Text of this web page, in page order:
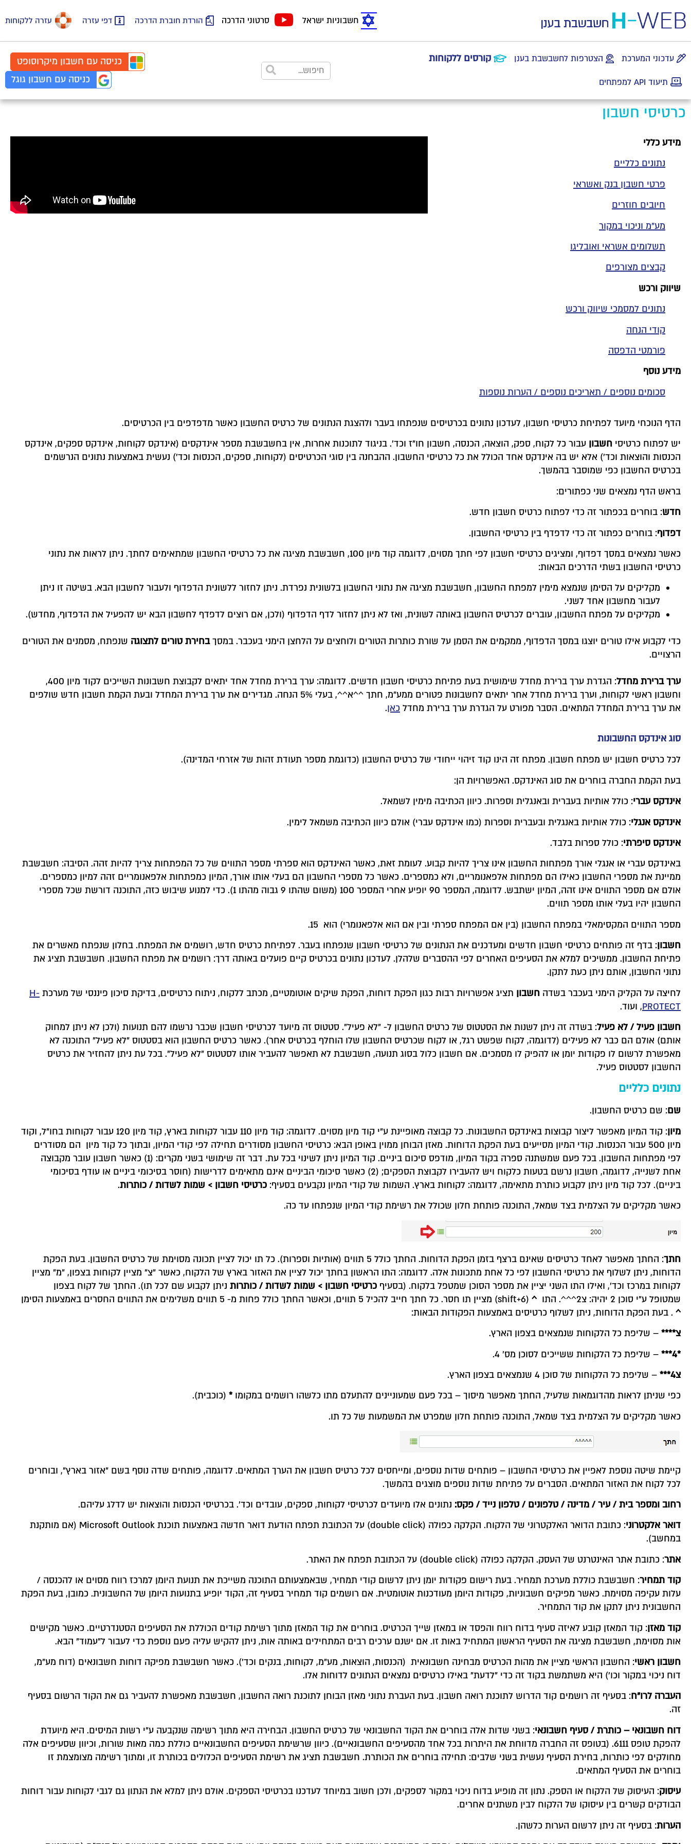
חשבוניות ישראל סרטוני הדרכה הורדת חוברת הדרכה דפי עזרה עזרה ללקוחות
עדכוני המערכת הצטרפות לחשבשבת בענן קורסים ללקוחות
תיעוד API למפתחים
כניסה עם חשבון מיקרוסופט
כניסה עם חשבון גוגל
כרטיסי חשבון
מידע כללי
נתונים כלליים
פרטי חשבון בנק ואשראי
חיובים חוזרים
מע"מ וניכוי במקור
תשלומים אשראי ואובליגו
קבצים מצורפים
שיווק ורכש
נתונים למסמכי שיווק ורכש
קודי הנחה
פורמטי הדפסה
מידע נוסף
סכומים נוספים / תאריכים נוספים / הערות נוספות
הדף הנוכחי מיועד לפתיחת כרטיסי חשבון, לעדכון נתונים בכרטיסים שנפתחו בעבר ולהצגת הנתונים של כרטיס החשבון כאשר מדפדפים בין הכרטיסים.
יש לפתוח כרטיסי חשבון עבור כל לקוח, ספק, הוצאה, הכנסה, חשבון חו"ז וכד'. בניגוד לתוכנות אחרות, אין בחשבשבת מספר אינדקסים (אינדקס לקוחות, אינדקס ספקים, אינדקס
הכנסות והוצאות וכד') אלא יש בה אינדקס אחד הכולל את כל כרטיסי החשבון. ההבחנה בין סוגי הכרטיסים (לקוחות, ספקים, הכנסות וכד') נעשית באמצעות נתונים הנרשמים
בכרטיס החשבון כפי שמוסבר בהמשך.
בראש הדף נמצאים שני כפתורים:
חדש: בוחרים בכפתור זה כדי לפתוח כרטיס חשבון חדש.
דפדוף: בוחרים כפתור זה כדי לדפדף בין כרטיסי החשבון.
כאשר נמצאים במסך דפדוף, ומציגים כרטיסי חשבון לפי חתך מסוים, לדוגמה קוד מיון 100, חשבשבת מציגה את כל כרטיסי החשבון שמתאימים לחתך. ניתן לראות את נתוני
כרטיסי החשבון בשתי הדרכים הבאות:
מקליקים על הסימן שנמצא מימין למפתח החשבון, חשבשבת מציגה את נתוני החשבון בלשונית נפרדת. ניתן לחזור ללשונית הדפדוף ולעבור לחשבון הבא. בשיטה זו ניתן
לעבור מחשבון אחד לשני.
מקליקים על מפתח החשבון, עוברים לכרטיס החשבון באותה לשונית, ואז לא ניתן לחזור לדף הדפדוף (ולכן, אם רוצים לדפדף לחשבון הבא יש להפעיל את הדפדוף, מחדש).
כדי לקבוע אילו טורים יוצגו במסך הדפדוף, ממקמים את הסמן על שורת כותרות הטורים ולוחצים על הלחצן הימני בעכבר. במסךבחירת טורים לתצוגה שנפתח, מסמנים את הטורים
הרצויים.
ערך ברירת מחדל
: הגדרת ערך ברירת מחדל שימושית בעת פתיחת כרטיסי חשבון חדשים. לדוגמה: ערך ברירת מחדל אחד יתאים לקבוצת חשבונות השייכים לקוד מיון 400,
וחשבון ראשי לקוחות, וערך ברירת מחדל אחר יתאים לחשבונות פטורים ממע"מ, חתך ^^א^^, בעלי 5% הנחה. מגדירים את ערך ברירת המחדל ובעת הקמת חשבון חדש שולפים
את ערך ברירת המחדל המתאים. הסבר מפורט על הגדרת ערך ברירת מחדל כאן.
סוג אינדקס החשבונות
לכל כרטיס חשבון יש מפתח חשבון. מפתח זה הינו קוד זיהוי ייחודי של כרטיס החשבון (כדוגמת מספר תעודת זהות של אזרחי המדינה).
בעת הקמת החברה בוחרים את סוג האינדקס. האפשרויות הן:
אינדקס עברי: כולל אותיות בעברית ובאנגלית וספרות. כיוון הכתיבה מימין לשמאל.
אינדקס אנגלי: כולל אותיות באנגלית ובעברית וספרות (כמו אינדקס עברי) אולם כיוון הכתיבה משמאל לימין.
אינדקס סיפרתי: כולל ספרות בלבד.
באינדקס עברי או אנגלי אורך מפתחות החשבון אינו צריך להיות קבוע. לעומת זאת, כאשר האינדקס הוא ספרתי מספר התווים של כל המפתחות צריך להיות זהה. הסיבה: חשבשבת
ממיינת את מספרי החשבון כאילו הם מפתחות אלפאנומריים, ולא כמספרים. כאשר כל מספרי החשבון הם בעלי אותו אורך, המיון כמפתחות אלפאנומריים זהה למיון כמספרים.
אולם אם מספר התווים אינו זהה, המיון ישתבש. לדוגמה, המספר 90 יופיע אחרי המספר 100 (משום שהתו 9 גבוה מהתו 1). כדי למנוע שיבוש כזה, התוכנה דורשת שכל מספרי
החשבון יהיו בעלי אותו מספר תווים.
מספר התווים המקסימאלי במפתח החשבון (בין אם המפתח ספרתי ובין אם הוא אלפאנומרי) הוא 15.
חשבון: בדף זה פותחים כרטיסי חשבון חדשים ומעדכנים את הנתונים של כרטיסי חשבון שנפתחו בעבר. לפתיחת כרטיס חדש, רושמים את המפתח. בחלון שנפתח מאשרים את
פתיחת החשבון. ממשיכים למלא את הסעיפים האחרים לפי ההסברים שלהלן. לעדכון נתונים בכרטיס קיים פועלים באותה דרך: רושמים את מפתח החשבון. חשבשבת תציג את
נתוני החשבון, אותם ניתן כעת לתקן.
לחיצה על הקליק הימני בעכבר בשדה חשבון תציג אפשרויות רבות כגון הפקת דוחות, הפקת שיקים אוטומטיים, מכתב ללקוח, ניתוח כרטיסים, בדיקת סיכון פיננסי של מערכת H-
PROTECT, ועוד.
חשבון פעיל/לא פעיל: בשדה זה ניתן לשנות את הסטטוס של כרטיס החשבון ל- "לא פעיל". סטטוס זה מיועד לכרטיסי חשבון שכבר נרשמו להם תנועות (ולכן לא ניתן למחוק
אותם) אולם הם כבר לא פעילים (לדוגמה, לקוח שפשט רגל, או לקוח שכרטיס החשבון שלו הוחלף בכרטיס אחר). כאשר כרטיס החשבון הוא בסטטוס "לא פעיל" התוכנה לא
מאפשרת לרשום לו פקודות יומן או להפיק לו מסמכים. אם חשבון כלול בסוג תנועה, חשבשבת לא תאפשר להעביר אותו לסטטוס "לא פעיל". בכל עת ניתן להחזיר את כרטיס
החשבון לסטטוס פעיל.
נתונים כלליים
שם: שם כרטיס החשבון.
מיון
: קוד המיון מאפשר ליצור קבוצות באינדקס החשבונות. כל קבוצה מאופיינת ע"י קוד מיון מסוים. לדוגמה: קוד מיון 110 עבור לקוחות בארץ, קוד מיון 120 עבור לקוחות בחו"ל, וקוד
מיון 500 עבור הכנסות. קודי המיון מסייעים בעת הפקת הדוחות. מאזן הבוחן ממוין באופן הבא: כרטיסי החשבון מסודרים תחילה לפי קודי המיון, ובתוך כל קוד מיון הם מסודרים
לפי מפתחות החשבון. בכל פעם שמשתנה ספרה בקוד המיון, מודפס סיכום ביניים. קוד המיון ניתן לשינוי בכל עת. דבר זה שימושי בשני מקרים: (1) כאשר חשבון עובר מקבוצה
אחת לשנייה, לדוגמה, חשבון נרשם בטעות כלקוח ויש להעבירו לקבוצת הספקים; (2) כאשר סיכומי הביניים אינם מתאימים לדרישות (חוסר בסיכומי ביניים או עודף בסיכומי
ביניים). לכל קוד מיון ניתן לקבוע כותרת מתאימה, לדוגמה: לקוחות בארץ. השמות של קודי המיון נקבעים בסעיף: כרטיסי חשבון > שמות לשדות/ כותרות.
כאשר מקליקים על הצלמית בצד שמאל, התוכנה פותחת חלון שכולל את רשימת קודי המיון שנפתחו עד כה.
חתך
: החתך מאפשר לאחד כרטיסים שאינם ברצף בזמן הפקת הדוחות. החתך כולל 5 תווים (אותיות וספרות). כל תו יכול לציין תכונה מסוימת של כרטיס החשבון. בעת הפקת
הדוחות, ניתן לשלוף את כרטיסי החשבון לפי כל אחת מתכונות אלה. לדוגמה: התו הראשון בחתך יכול לציין את האזור בארץ של הלקוח, כאשר "צ" מציין לקוחות בצפון, "מ" מציין
לקוחות במרכז וכד', ואילו התו השני יציין את מספר הסוכן שמטפל בלקוח. (בסעיף כרטיסי חשבון > שמות לשדות/ כותרות ניתן לקבוע שם לכל תו). החתך של לקוח בצפון
שמטופל ע"י סוכן 2 יהיה: צ2^^^. התו
^ (shift+6) מציין תו חסר. כל חתך חייב להכיל 5 תווים, וכאשר החתך כולל פחות מ- 5 תווים משלימים את התווים החסרים באמצעות הסימן
^ . בעת הפקת הדוחות, ניתן לשלוף כרטיסים באמצעות הפקודות הבאות:
צ**** – שליפת כל הלקוחות שנמצאים בצפון הארץ.
*4***
– שליפת כל הלקוחות ששייכים לסוכן מס' 4.
צ4***
– שליפת כל הלקוחות של סוכן 4 שנמצאים בצפון הארץ.
כפי שניתן לראות מהדוגמאות שלעיל, החתך מאפשר מיסוך – בכל פעם שמעוניינים להתעלם מתו כלשהו רושמים במקומו* (כוכבית).
כאשר מקליקים על הצלמית בצד שמאל, התוכנה פותחת חלון שמפרט את המשמעות של כל תו.
קיימת שיטה נוספת לאפיין את כרטיסי החשבון – פותחים שדות נוספים, ומייחסים לכל כרטיס חשבון את הערך המתאים. לדוגמה, פותחים שדה נוסף בשם "אזור בארץ", ובוחרים
לכל לקוח את האזור המתאים. הסברים על פתיחת שדות נוספים מוצגים בהמשך.
רחוב ומספר בית/ עיר/ מדינה / טלפונים / טלפון נייד/ פקס: נתונים אלו מיועדים לכרטיסי לקוחות, ספקים, עובדים וכד'. בכרטיסי הכנסות והוצאות יש לדלג עליהם.
דואר אלקטרוני
: כתובת הדואר האלקטרוני של הלקוח. הקלקה כפולה (double click) על הכתובת תפתח הודעת דואר חדשה באמצעות תוכנת Microsoft Outlook (אם מותקנת
במחשב).
אתר: כתובת אתר האינטרנט של העסק. הקלקה כפולה (double click) על הכתובת תפתח את האתר.
קוד תמחיר: חשבשבת כוללת מערכת תמחיר. בעת רישום פקודות יומן ניתן לרשום קודי תמחיר, שבאמצעותם התוכנה משייכת את תנועת היומן למרכז רווח מסוים או להכנסה /
עלות עקיפה מסוימת. כאשר מפיקים חשבוניות, פקודות היומן מעודכנות אוטומטית. אם רושמים קוד תמחיר בסעיף זה, הקוד יופיע בתנועות היומן של החשבונית. כמובן, בעת הפקת
החשבונית ניתן לתקן את קוד התמחיר.
קוד מאזן: קוד המאזן קובע לאיזה סעיף בדוח רווח והפסד או במאזן שייך הכרטיס. בוחרים את קוד המאזן מתוך רשימת קודים הכוללת את הסעיפים הסטנדרטיים. כאשר מקישים
אות מסוימת, חשבשבת מציגה את הסעיף הראשון המתחיל באות זו. אם ישנם ערכים רבים המתחילים באותה אות, ניתן להקיש עליה פעם נוספת כדי לעבור ל"עמוד" הבא.
חשבון ראשי: החשבון הראשי מציין את מהות הכרטיס מבחינה חשבונאית (הכנסות, הוצאות, מע"מ, לקוחות, בנקים וכד'). כאשר חשבשבת מפיקה דוחות חשבונאים (דוח מע"מ,
דוח ניכוי במקור וכו') היא משתמשת בקוד זה כדי "לדעת" באילו כרטיסים נמצאים הנתונים לדוחות אלו.
העברה לרו"ח: בסעיף זה רושמים קוד הדרוש לתוכנת רואה חשבון. בעת העברת נתוני מאזן הבוחן לתוכנת רואה החשבון, חשבשבת מאפשרת להעביר גם את הקוד הרשום בסעיף
זה.
דוח חשבונאי – כותרת/ סעיף חשבונאי: בשני שדות אלה בוחרים את הקוד החשבונאי של כרטיס החשבון. הבחירה היא מתוך רשימה שנקבעה ע"י רשות המיסים. היא מיועדת
להפקת טופס 6111. (בטופס זה החברה מדווחת את היתרות בכל אחד מהסעיפים החשבונאיים). כיוון שרשימת הסעיפים החשבונאיים כוללת כמה מאות שורות, וכיוון שסעיפים אלה
מחולקים לפי כותרות, בחירת הסעיף נעשית בשני שלבים: תחילה בוחרים את הכותרת. חשבשבת תציג את רשימת הסעיפים הכלולים בכותרת זו, ומתוך רשימה מצומצמת זו
בוחרים את הסעיף המתאים.
עיסוק: העיסוק של הלקוח או הספק. נתון זה מופיע בדוח ניכוי במקור לספקים, ולכן חשוב במיוחד לעדכנו בכרטיסי הספקים. אולם ניתן למלא את הנתון גם לגבי לקוחות עבור דוחות
הבודקים קשרים בין עיסוקו של הלקוח לבין משתנים אחרים.
הערות: בסעיף זה ניתן לרשום הערות כלשהן.